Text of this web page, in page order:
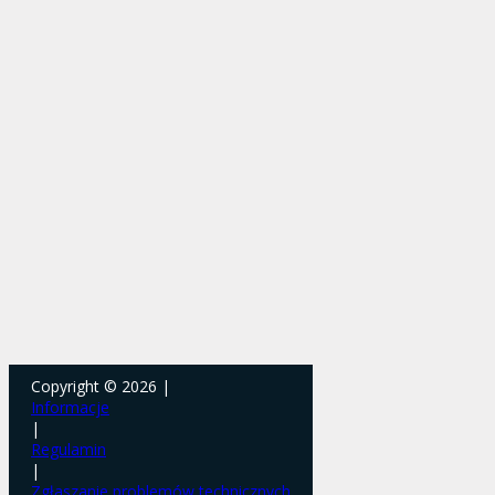
Copyright © 2026 |
Informacje
|
Regulamin
|